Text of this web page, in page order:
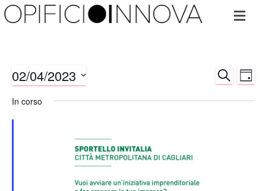
Eventi
CERCA
02/04/2023
la
In corso